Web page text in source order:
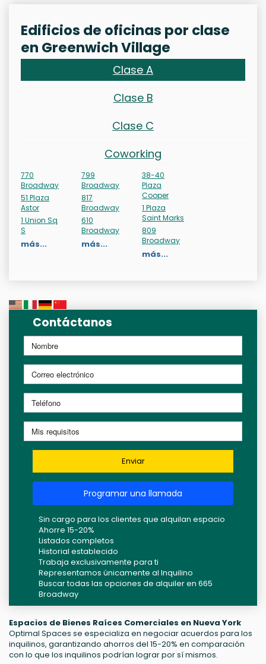
Edificios de oficinas por clase
en Greenwich Village
Clase A
Clase B
Clase C
Coworking
770
Broadway
51 Plaza
Astor
1 Union Sq
S
más...
799
Broadway
817
Broadway
610
Broadway
más...
38-40
Plaza
Cooper
1 Plaza
Saint Marks
809
Broadway
más...
Contáctanos
Enviar
Programar una llamada
Sin cargo para los clientes que alquilan espacio
Ahorre 15-20%
Listados completos
Historial establecido
Trabaja exclusivamente para ti
Representamos únicamente al Inquilino
Buscar todas las opciones de alquiler en 665
Broadway
Espacios de Bienes Raíces Comerciales en Nueva York
Optimal Spaces se especializa en negociar acuerdos para los
inquilinos, garantizando ahorros del 15-20% en comparación
con lo que los inquilinos podrían lograr por sí mismos.